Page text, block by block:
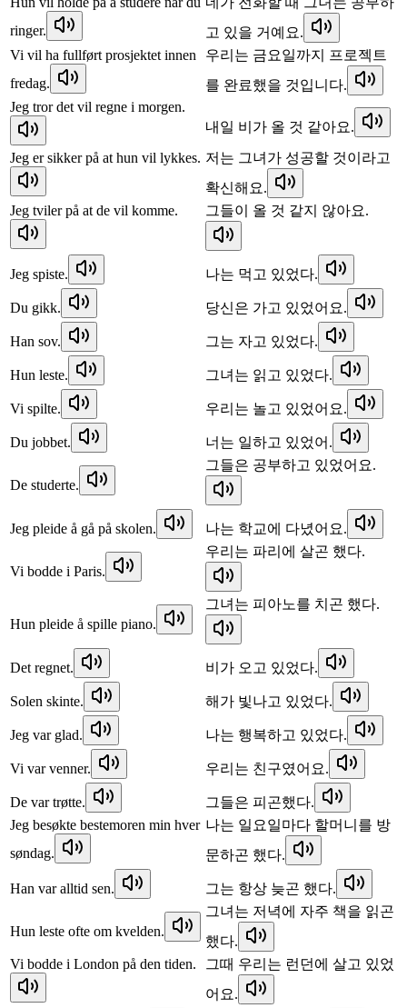
ringer.
고 있을 거예요.
Vi vil ha fullført prosjektet innen
fredag.
우리는 금요일까지 프로젝트
를 완료했을 것입니다.
Jeg tror det vil regne i morgen.
내일 비가 올 것 같아요.
Jeg er sikker på at hun vil lykkes. 저는 그녀가 성공할 것이라고
확신해요.
Jeg tviler på at de vil komme.
그들이 올 것 같지 않아요.
Jeg spiste. 나는 먹고 있었다.
Du gikk. 당신은 가고 있었어요.
Han sov. 그는 자고 있었다.
Hun leste. 그녀는 읽고 있었다.
Vi spilte. 우리는 놀고 있었어요.
Du jobbet. 너는 일하고 있었어.
De studerte.
그들은 공부하고 있었어요.
Jeg pleide å gå på skolen. 나는 학교에 다녔어요.
Vi bodde i Paris.
우리는 파리에 살곤 했다.
Hun pleide å spille piano.
그녀는 피아노를 치곤 했다.
Det regnet. 비가 오고 있었다.
Solen skinte. 해가 빛나고 있었다.
Jeg var glad. 나는 행복하고 있었다.
Vi var venner. 우리는 친구였어요.
De var trøtte.
그들은 피곤했다.
Jeg besøkte bestemoren min hver
søndag.
나는 일요일마다 할머니를 방
문하곤 했다.
Han var alltid sen. 그는 항상 늦곤 했다.
Hun leste ofte om kvelden.
그녀는 저녁에 자주 책을 읽곤
했다.
Vi bodde i London på den tiden.
그때 우리는 런던에 살고 있었
어요.